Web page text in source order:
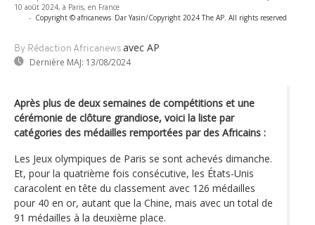
10 août 2024, à Paris, en France
- Copyright © africanews Dar Yasin/Copyright 2024 The AP. All rights reserved
By Rédaction Africanews avec AP
Dernière MAJ: 13/08/2024
Après plus de deux semaines de compétitions et une
cérémonie de clôture grandiose, voici la liste par
catégories des médailles remportées par des Africains :
Les Jeux olympiques de Paris se sont achevés dimanche.
Et, pour la quatrième fois consécutive, les États-Unis
caracolent en tête du classement avec 126 médailles
pour 40 en or, autant que la Chine, mais avec un total de
91 médailles à la deuxième place.